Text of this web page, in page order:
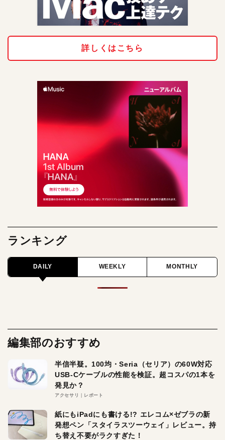
詳しくはこちら
ランキング
DAILY WEEKLY MONTHLY
編集部のおすすめ
半信半疑。100均・Seria（セリア）の60W対応
USB-Cケーブルの性能を検証。超コスパの1本を
発見か？
アクセサリ レポート
紙にもiPadにも書ける!? エレコム×ゼブラの新
発想ペン「スタイラスツーウェイ」レビュー。持
ち替え不要がラクすぎた！